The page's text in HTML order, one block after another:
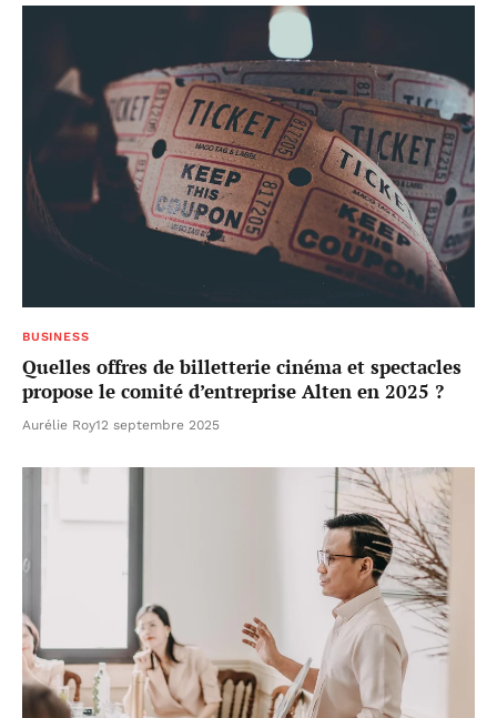
BUSINESS
Quelles offres de billetterie cinéma et spectacles
propose le comité d’entreprise Alten en 2025 ?
Aurélie Roy12 septembre 2025